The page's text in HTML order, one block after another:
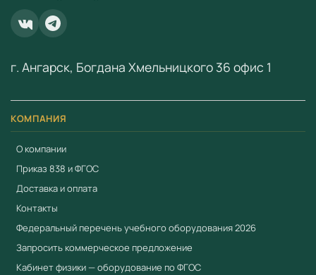
начальные навыки электротехники и знакомит с
устройством простейших электрических приборов.
лаборатории «Наураша в стране Наурандии» и к
работать, используя дополненную реальность.
Применение в образовательном процессе
развития представлений об окружающем мире через
экспериментальную деятельность. Методические
материалы позволяют интегрировать занятия в
образовательную программу по ФГОС ДО.
Преимущества
КОМПАНИЯ
О компании
Приказ 838 и ФГОС
Доставка и оплата
Контакты
Федеральный перечень учебного оборудования 2026
Запросить коммерческое предложение
Кабинет физики — оборудование по ФГОС
г. Ангарск, Богдана Хмельницкого 36 офис 1